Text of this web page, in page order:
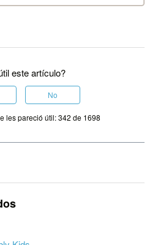
este artículo?
No
les pareció útil: 342 de 1698